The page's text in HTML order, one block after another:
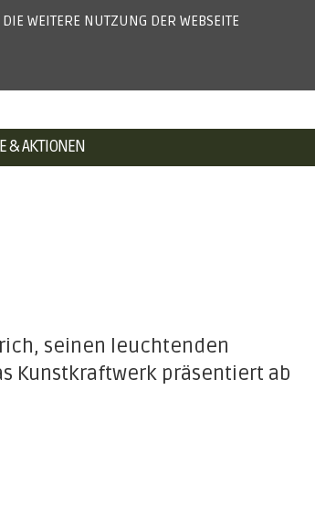
& AKTIONEN
seinen leuchtenden
Kunstkraftwerk präsentiert ab
WEITERE NUTZUNG DER WEBSEITE